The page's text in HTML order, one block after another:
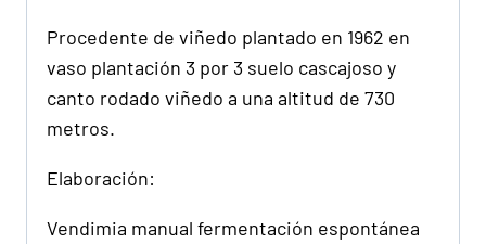
Procedente de viñedo plantado en 1962 en
vaso plantación 3 por 3 suelo cascajoso y
canto rodado viñedo a una altitud de 730
metros.
Elaboración:
Vendimia manual fermentación espontánea